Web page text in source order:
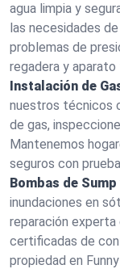
agua limpia y
las necesidades
problemas de
regadera y
Instalación de
nuestros técnicos
de gas,
Mantenemos
seguros con
Bombas de
inundaciones en
reparación experta
certificadas de
propiedad en